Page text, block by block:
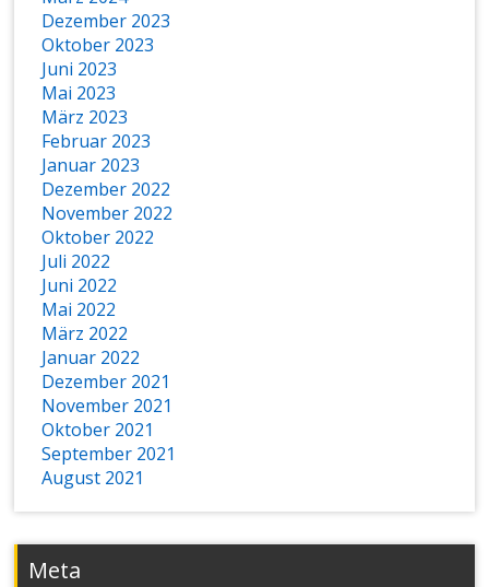
Dezember 2023
Oktober 2023
Juni 2023
Mai 2023
März 2023
Februar 2023
Januar 2023
Dezember 2022
November 2022
Oktober 2022
Juli 2022
Juni 2022
Mai 2022
März 2022
Januar 2022
Dezember 2021
November 2021
Oktober 2021
September 2021
August 2021
Meta